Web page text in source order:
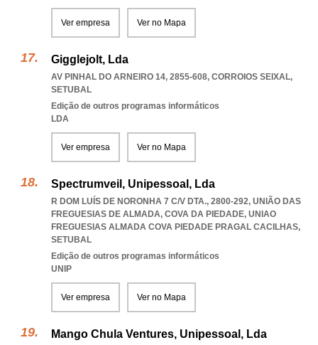
Ver empresa Ver no Mapa
Gigglejolt, Lda
AV PINHAL DO ARNEIRO 14, 2855-608, CORROIOS SEIXAL,
SETUBAL
Edição de outros programas informáticos
LDA
Ver empresa Ver no Mapa
Spectrumveil, Unipessoal, Lda
R DOM LUÍS DE NORONHA 7 C/V DTA., 2800-292, UNIÃO DAS
FREGUESIAS DE ALMADA, COVA DA PIEDADE, UNIAO
FREGUESIAS ALMADA COVA PIEDADE PRAGAL CACILHAS,
SETUBAL
Edição de outros programas informáticos
UNIP
Ver empresa Ver no Mapa
Mango Chula Ventures, Unipessoal, Lda